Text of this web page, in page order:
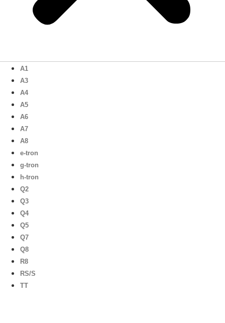
A1
A3
A4
A5
A6
A7
A8
e-tron
g-tron
h-tron
Q2
Q3
Q4
Q5
Q7
Q8
R8
RS/S
TT